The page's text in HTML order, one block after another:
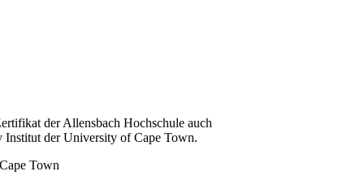
der Allensbach Hochschule auch
der University of Cape Town.